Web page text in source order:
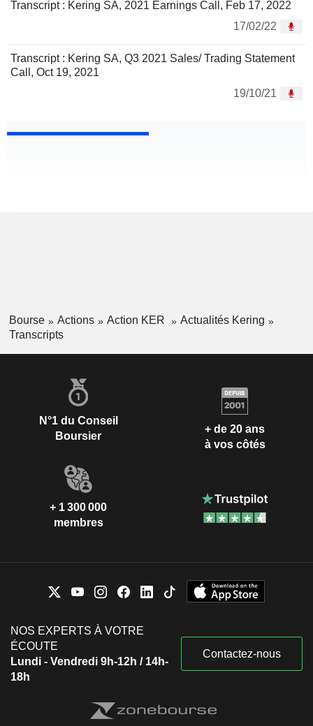
Transcript : Kering SA, 2021 Earnings Call, Feb 17, 2022
17/02/22
Transcript : Kering SA, Q3 2021 Sales/ Trading Statement
Call, Oct 19, 2021
19/10/21
Bourse Actions Action KER
Actualités Kering
Transcripts
N°1 du Conseil
Boursier
+ de 20 ans
à vos côtés
+ 1 300 000
membres
NOS EXPERTS À VOTRE
ÉCOUTE
Lundi - Vendredi 9h-12h / 14h-
18h
Contactez-nous